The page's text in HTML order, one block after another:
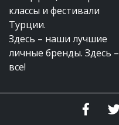
классы и фестивали
Турции.
Здесь – наши лучшие
личные бренды. Здесь –
все!